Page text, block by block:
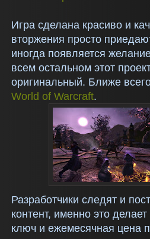
Игра сделана красиво и
вторжения просто
иногда появляется
всем остальном этот
оригинальный. Ближе
World of Warcraft.
Разработчики следят и
контент, именно это
ключ и ежемесячная цена